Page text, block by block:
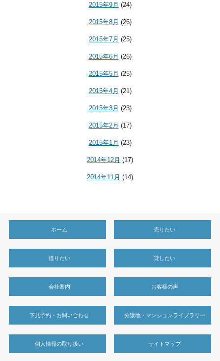
2015年9月 (24)
2015年8月 (26)
2015年7月 (25)
2015年6月 (26)
2015年5月 (25)
2015年4月 (21)
2015年3月 (23)
2015年2月 (17)
2015年1月 (23)
2014年12月 (17)
2014年11月 (14)
ホーム 売りたい
借りたい 貸したい
会社案内 お客様の声
下見予約・お問い合わせ 分譲地・マンションライブラリー
個人情報の取り扱い サイトマップ